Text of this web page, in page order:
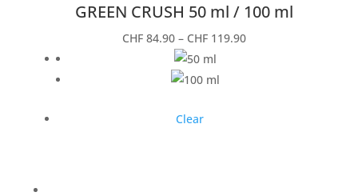
GREEN CRUSH 50 ml / 100 ml
CHF 84.90 – CHF 119.90
Clear